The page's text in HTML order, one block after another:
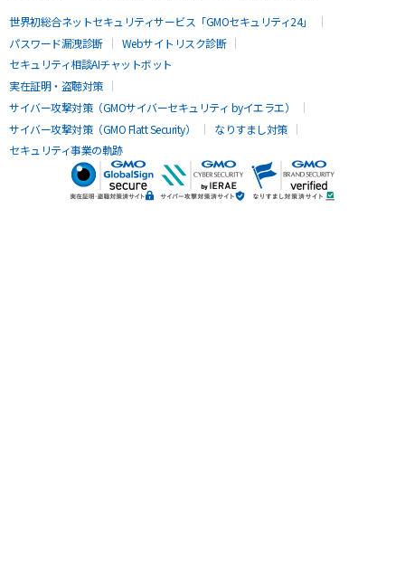
世界初総合ネットセキュリティサービス「GMOセキュリティ24」
パスワード漏洩診断
Webサイトリスク診断
セキュリティ相談AIチャットボット
実在証明・盗聴対策
サイバー攻撃対策（GMOサイバーセキュリティ byイエラエ）
サイバー攻撃対策（GMO Flatt Security）
なりすまし対策
セキュリティ事業の軌跡